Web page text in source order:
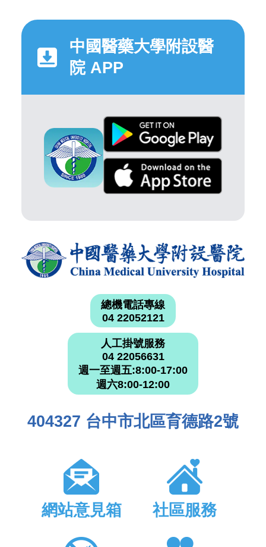
中國醫藥大學附設醫
院 APP
總機電話專線
04 22052121
人工掛號服務
04 22056631
週一至週五:8:00-17:00
週六8:00-12:00
404327 台中市北區育德路2號
網站意見箱 社區服務